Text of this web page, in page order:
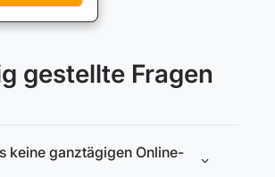
gestellte Fragen
keine ganztägigen Online-